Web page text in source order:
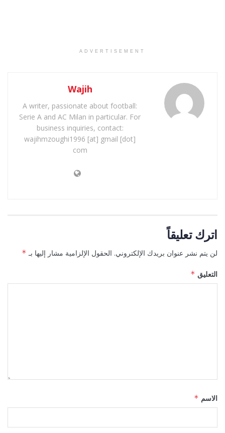
ADVERTISEMENT
Wajih
A writer, passionate about football:
Serie A and AC Milan in particular. For
business inquiries, contact:
wajihmzoughi1996 [at] gmail [dot]
com
اترك تعليقاً
لن يتم نشر عنوان بريدك الإلكتروني. الحقول الإلزامية مشار إليها بـ *
التعليق *
الاسم *